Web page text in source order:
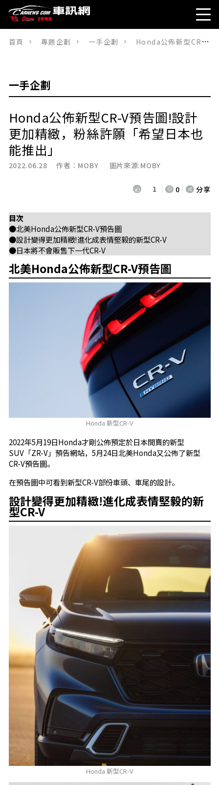
首頁 專題企劃 一手企劃 Honda公佈新型CR-V預告圖!設計更加精緻，粉絲許願「希望日本也能推出」
一手企劃
Honda公佈新型CR-V預告圖!設計
更加精緻，粉絲許願「希望日本也
能推出」
2022.06.28 作者： MOBY 圖片來源:MOBY
1 0 分享
目次
●北美Honda公佈新型CR-V預告圖
●設計變得更加精緻!進化成表情堅毅的新型CR-V
●日本將不會販售下一代CR-V
北美Honda公佈新型CR-V預告圖
Honda 新型CR-V
2022年5月19日Honda才剛公佈預定於日本開賣的新型
SUV「ZR-V」預告網站，5月24日北美Honda又公佈了新型
CR-V預告圖。
在預告圖中可看到新型CR-V部份車頭、車尾的設計。
設計變得更加精緻!進化成表情堅毅的新
型CR-V
Honda 新型CR-V